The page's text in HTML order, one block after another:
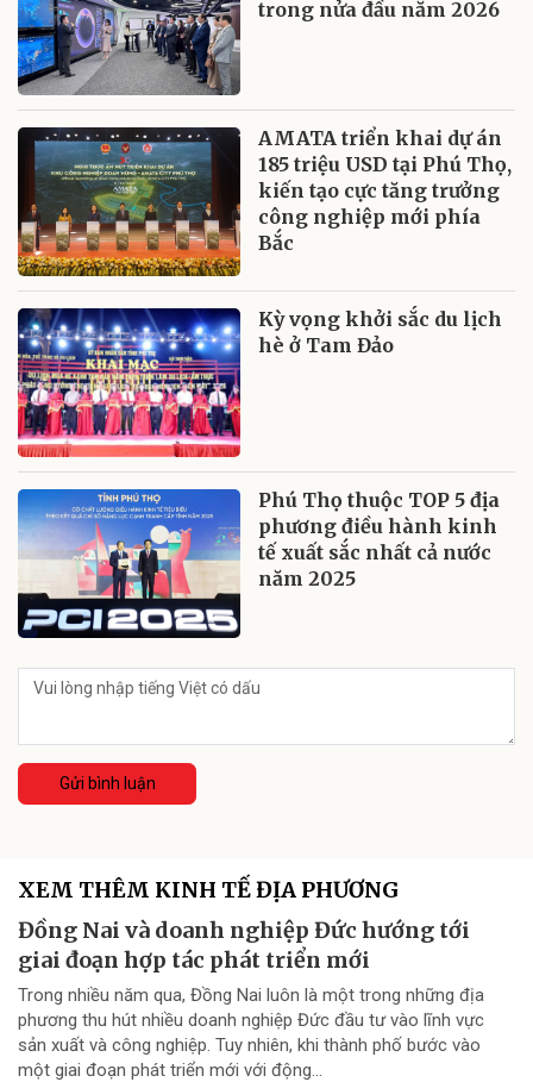
trong nửa đầu năm 2026
AMATA triển khai dự án
185 triệu USD tại Phú Thọ,
kiến tạo cực tăng trưởng
công nghiệp mới phía
Bắc
Kỳ vọng khởi sắc du lịch
hè ở Tam Đảo
Phú Thọ thuộc TOP 5 địa
phương điều hành kinh
tế xuất sắc nhất cả nước
năm 2025
Gửi bình luận
XEM THÊM KINH TẾ ĐỊA PHƯƠNG
Đồng Nai và doanh nghiệp Đức hướng tới
giai đoạn hợp tác phát triển mới
Trong nhiều năm qua, Đồng Nai luôn là một trong những địa
phương thu hút nhiều doanh nghiệp Đức đầu tư vào lĩnh vực
sản xuất và công nghiệp. Tuy nhiên, khi thành phố bước vào
một giai đoạn phát triển mới với động...